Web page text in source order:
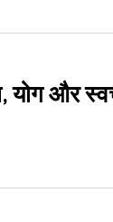
योग और